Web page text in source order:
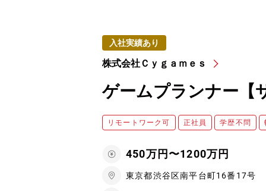
入社実績あり
株式会社Ｃｙｇａｍｅｓ
ゲームプランナー【
リモートワーク可 正社員 学歴不問
450万円〜1200万円
東京都渋谷区南平台町16番17号